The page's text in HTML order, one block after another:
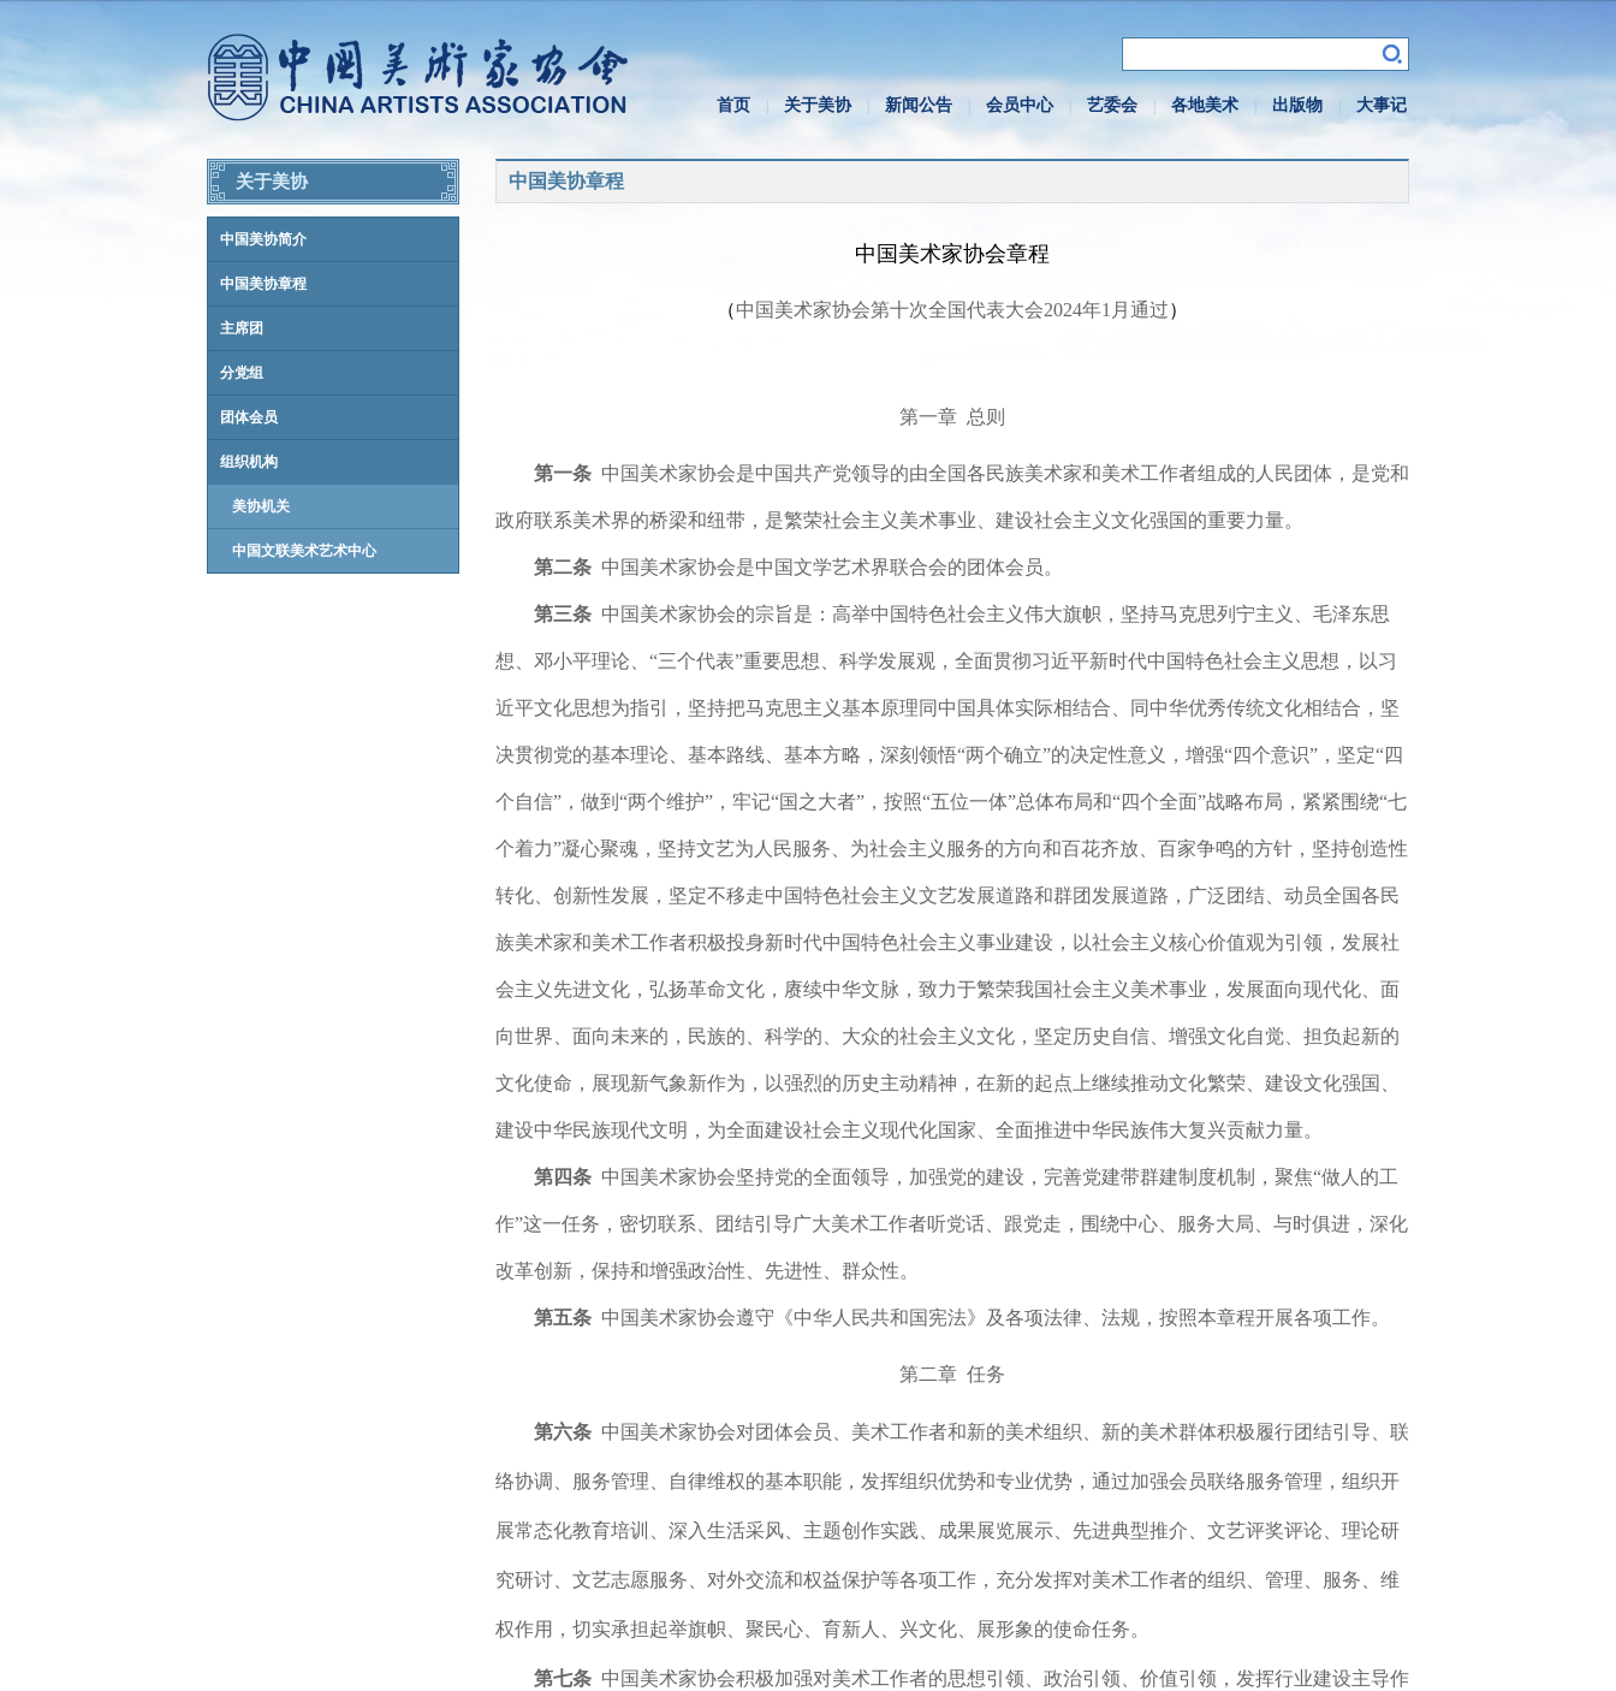
首页 关于美协 新闻公告 会员中心 艺委会 各地美术 出版物 大事记
关于美协
中国美协简介
中国美协章程
主席团
分党组
团体会员
组织机构
美协机关
中国文联美术艺术中心
中国美协章程
中国美术家协会章程
（中国美术家协会第十次全国代表大会2024年1月通过）
第一章 总则
第一条 中国美术家协会是中国共产党领导的由全国各民族美术家和美术工作者组成的人民团体，是党和
政府联系美术界的桥梁和纽带，是繁荣社会主义美术事业、建设社会主义文化强国的重要力量。
第二条 中国美术家协会是中国文学艺术界联合会的团体会员。
第三条 中国美术家协会的宗旨是：高举中国特色社会主义伟大旗帜，坚持马克思列宁主义、毛泽东思
想、邓小平理论、“三个代表”重要思想、科学发展观，全面贯彻习近平新时代中国特色社会主义思想，以习
近平文化思想为指引，坚持把马克思主义基本原理同中国具体实际相结合、同中华优秀传统文化相结合，坚
决贯彻党的基本理论、基本路线、基本方略，深刻领悟“两个确立”的决定性意义，增强“四个意识”，坚定“四
个自信”，做到“两个维护”，牢记“国之大者”，按照“五位一体”总体布局和“四个全面”战略布局，紧紧围绕“七
个着力”凝心聚魂，坚持文艺为人民服务、为社会主义服务的方向和百花齐放、百家争鸣的方针，坚持创造性
转化、创新性发展，坚定不移走中国特色社会主义文艺发展道路和群团发展道路，广泛团结、动员全国各民
族美术家和美术工作者积极投身新时代中国特色社会主义事业建设，以社会主义核心价值观为引领，发展社
会主义先进文化，弘扬革命文化，赓续中华文脉，致力于繁荣我国社会主义美术事业，发展面向现代化、面
向世界、面向未来的，民族的、科学的、大众的社会主义文化，坚定历史自信、增强文化自觉、担负起新的
文化使命，展现新气象新作为，以强烈的历史主动精神，在新的起点上继续推动文化繁荣、建设文化强国、
建设中华民族现代文明，为全面建设社会主义现代化国家、全面推进中华民族伟大复兴贡献力量。
第四条 中国美术家协会坚持党的全面领导，加强党的建设，完善党建带群建制度机制，聚焦“做人的工
作”这一任务，密切联系、团结引导广大美术工作者听党话、跟党走，围绕中心、服务大局、与时俱进，深化
改革创新，保持和增强政治性、先进性、群众性。
第五条 中国美术家协会遵守《中华人民共和国宪法》及各项法律、法规，按照本章程开展各项工作。
第二章 任务
第六条 中国美术家协会对团体会员、美术工作者和新的美术组织、新的美术群体积极履行团结引导、联
络协调、服务管理、自律维权的基本职能，发挥组织优势和专业优势，通过加强会员联络服务管理，组织开
展常态化教育培训、深入生活采风、主题创作实践、成果展览展示、先进典型推介、文艺评奖评论、理论研
究研讨、文艺志愿服务、对外交流和权益保护等各项工作，充分发挥对美术工作者的组织、管理、服务、维
权作用，切实承担起举旗帜、聚民心、育新人、兴文化、展形象的使命任务。
第七条 中国美术家协会积极加强对美术工作者的思想引领、政治引领、价值引领，发挥行业建设主导作